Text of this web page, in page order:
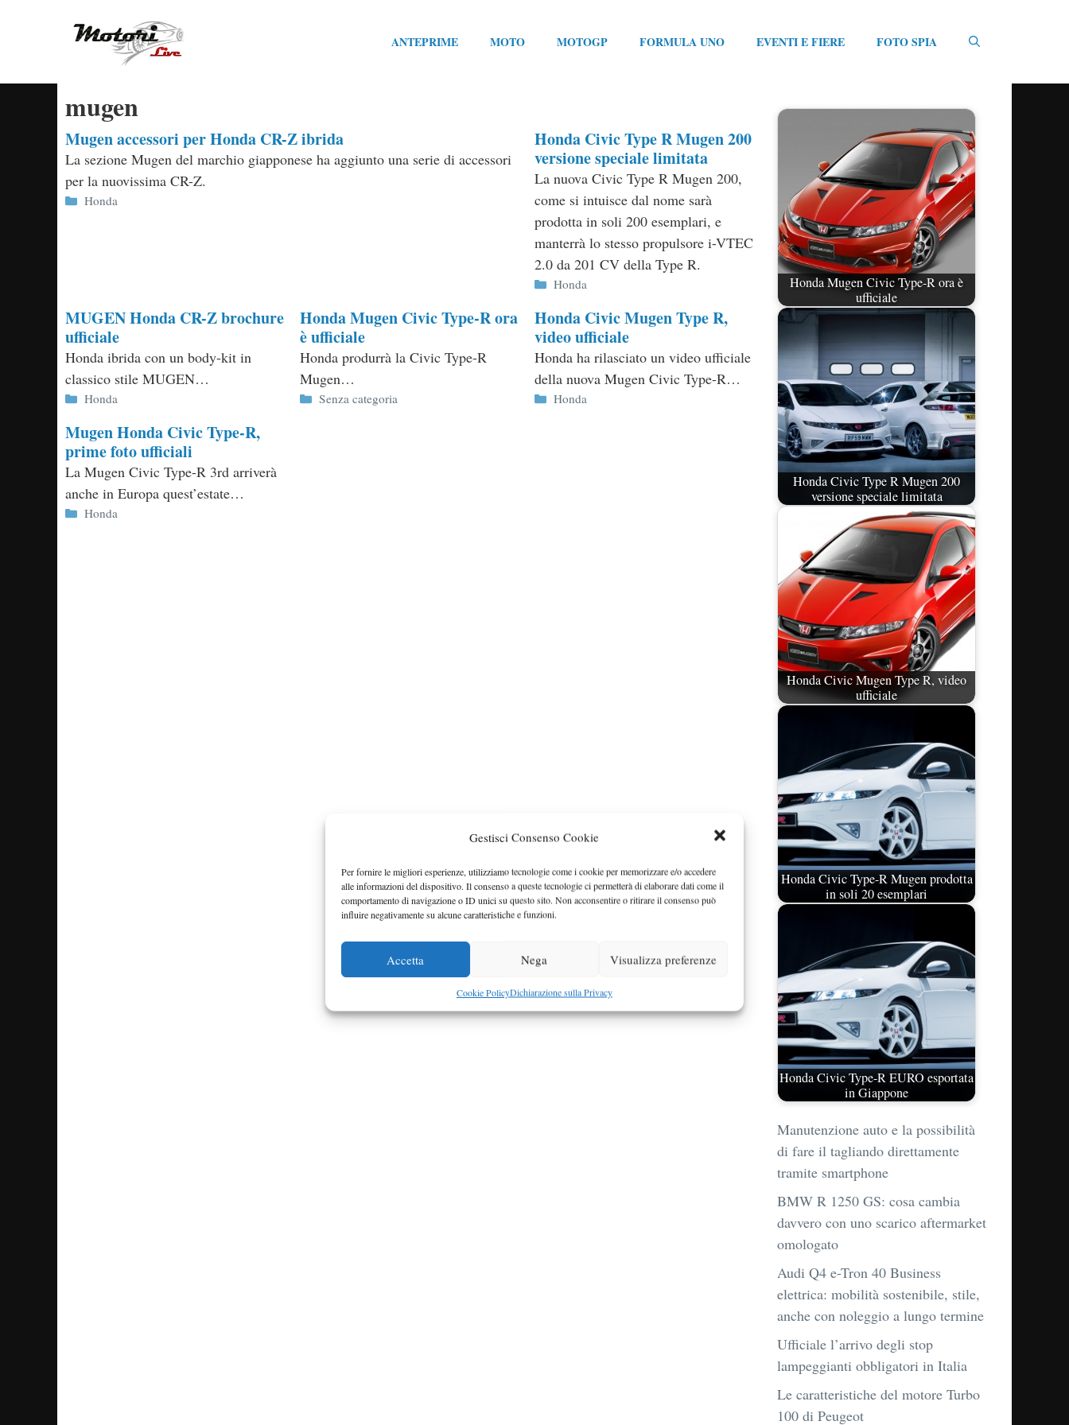
Gestisci Consenso Cookie
Per fornire le migliori esperienze, utilizziamo tecnologie come i cookie per memorizzare e/o accedere
alle informazioni del dispositivo. Il consenso a queste tecnologie ci permetterà di elaborare dati come il
comportamento di navigazione o ID unici su questo sito. Non acconsentire o ritirare il consenso può
influire negativamente su alcune caratteristiche e funzioni.
Accetta Nega Visualizza preferenze
Cookie PolicyDichiarazione sulla Privacy
ANTEPRIME MOTO MOTOGP FORMULA UNO EVENTI E FIERE FOTO SPIA
mugen
Mugen accessori per Honda CR-Z ibrida
La sezione Mugen del marchio giapponese ha aggiunto una serie di accessori
per la nuovissima CR-Z.
Categorie
Honda
Honda Civic Type R Mugen 200
versione speciale limitata
La nuova Civic Type R Mugen 200,
come si intuisce dal nome sarà
prodotta in soli 200 esemplari, e
manterrà lo stesso propulsore i-VTEC
2.0 da 201 CV della Type R.
Categorie
Honda
MUGEN Honda CR-Z brochure
ufficiale
Honda ibrida con un body-kit in
classico stile MUGEN…
Categorie
Honda
Honda Mugen Civic Type-R ora
è ufficiale
Honda produrrà la Civic Type-R
Mugen…
Categorie
Senza categoria
Honda Civic Mugen Type R,
video ufficiale
Honda ha rilasciato un video ufficiale
della nuova Mugen Civic Type-R…
Categorie
Honda
Mugen Honda Civic Type-R,
prime foto ufficiali
La Mugen Civic Type-R 3rd arriverà
anche in Europa quest’estate…
Categorie
Honda
Honda Mugen Civic Type-R ora è
ufficiale
Honda Civic Type R Mugen 200
versione speciale limitata
Honda Civic Mugen Type R, video
ufficiale
Honda Civic Type-R Mugen prodotta
in soli 20 esemplari
Honda Civic Type-R EURO esportata
in Giappone
Manutenzione auto e la possibilità
di fare il tagliando direttamente
tramite smartphone
BMW R 1250 GS: cosa cambia
davvero con uno scarico aftermarket
omologato
Audi Q4 e-Tron 40 Business
elettrica: mobilità sostenibile, stile,
anche con noleggio a lungo termine
Ufficiale l’arrivo degli stop
lampeggianti obbligatori in Italia
Le caratteristiche del motore Turbo
100 di Peugeot